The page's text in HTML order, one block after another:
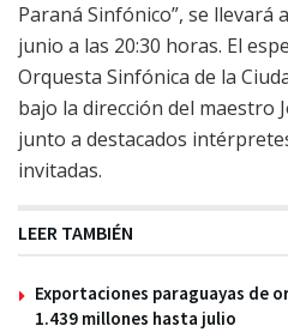
Paraná Sinfónico”, se llevará
junio a las 20:30 horas. El
Orquesta Sinfónica de la
bajo la dirección del maestro
junto a destacados
invitadas.
LEER TAMBIÉN
Exportaciones paraguayas de
1.439 millones hasta julio